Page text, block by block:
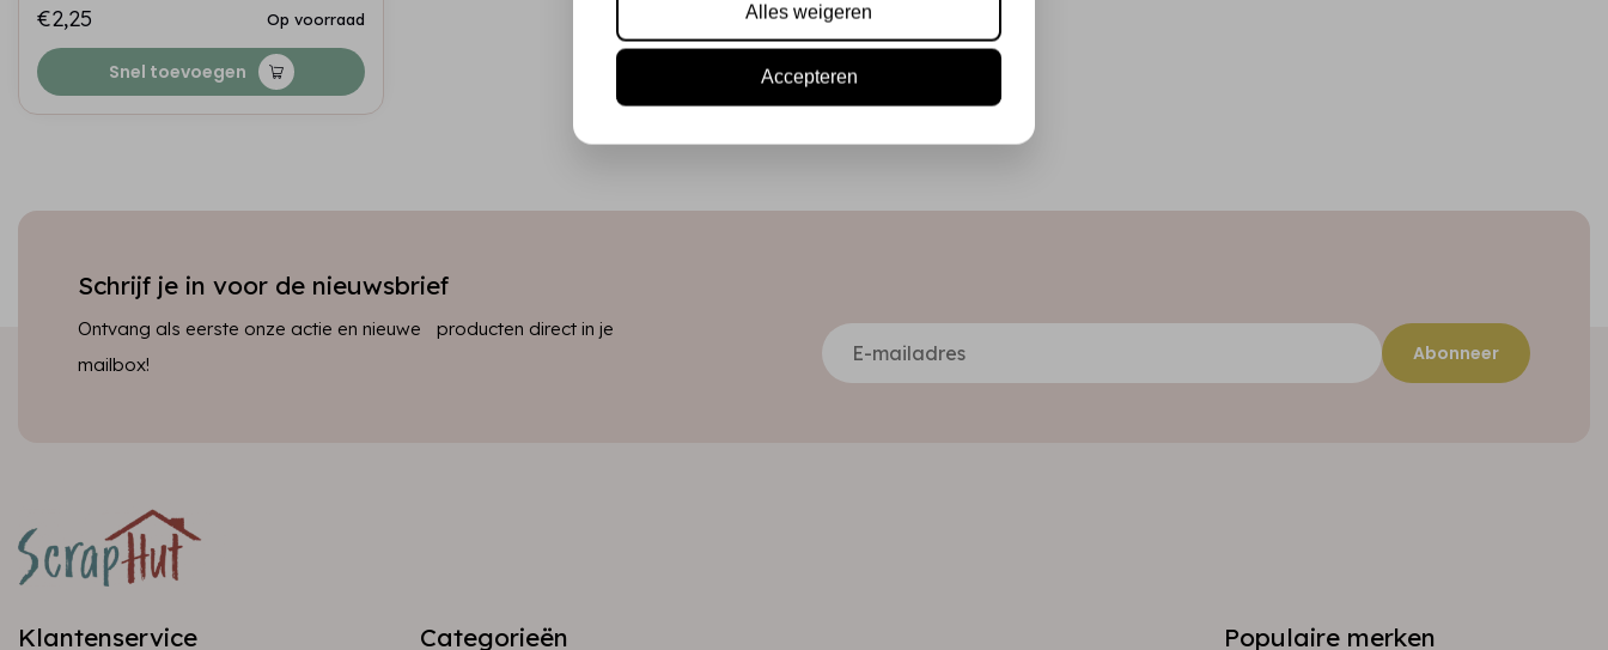
€2,25
Op voorraad
Snel toevoegen
Schrijf je in voor de nieuwsbrief
Ontvang als eerste onze actie en nieuwe producten direct in je
mailbox!
Abonneer
Klantenservice Categorieën Populaire merken
Alles weigeren
Accepteren